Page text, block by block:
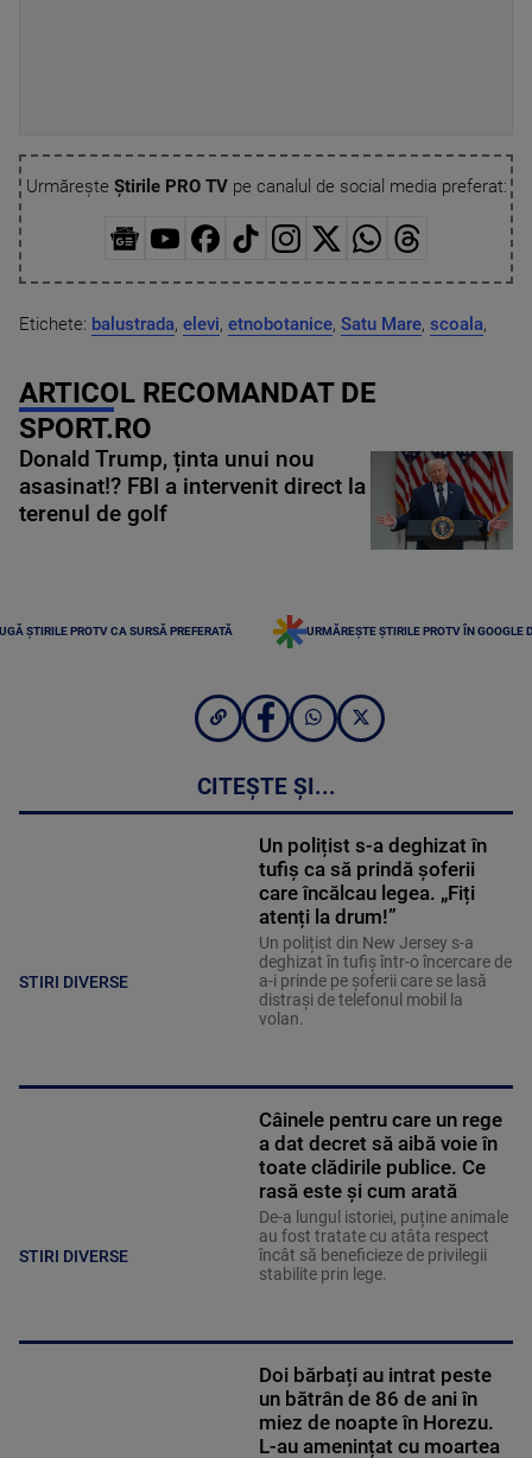
Urmărește Știrile PRO TVpe canalul de social media preferat:
Etichete: balustrada, elevi, etnobotanice, Satu Mare, scoala,
ARTICOL RECOMANDAT DE
SPORT.RO
Donald Trump, ținta unui nou
asasinat!? FBI a intervenit direct la
terenul de golf
ȘTIRILE PROTV CA SURSĂ PREFERATĂ URMĂREȘTE ȘTIRILE PROTV ÎN GOOGLE
CITEȘTE ȘI...
STIRI DIVERSE
Un polițist s-a deghizat în
tufiș ca să prindă șoferii
care încălcau legea. „Fiți
atenți la drum!”
Un polițist din New Jersey s-a
deghizat în tufiș într-o încercare de
a-i prinde pe șoferii care se lasă
distrași de telefonul mobil la
volan.
STIRI DIVERSE
Câinele pentru care un rege
a dat decret să aibă voie în
toate clădirile publice. Ce
rasă este și cum arată
De-a lungul istoriei, puține animale
au fost tratate cu atâta respect
încât să beneficieze de privilegii
stabilite prin lege.
Doi bărbați au intrat peste
un bătrân de 86 de ani în
miez de noapte în Horezu.
L-au amenințat cu moartea